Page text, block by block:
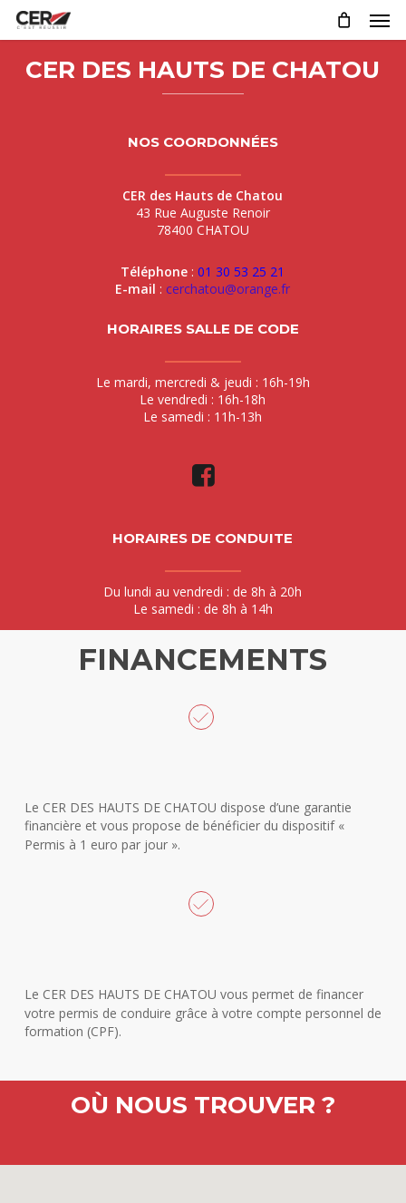
Skip
main
contentCER DES HAUTS DE CHATOU
NOS COORDONNÉES
CER des Hauts de Chatou
43 Rue Auguste Renoir
78400 CHATOU
Téléphone :01 30 53 25 21
E-mail : cerchatou@orange.fr
HORAIRES SALLE DE CODE
Le mardi, mercredi & jeudi : 16h-19h
Le vendredi : 16h-18h
Le samedi : 11h-13h
HORAIRES DE CONDUITE
Du lundi au vendredi : de 8h à 20h
Le samedi : de 8h à 14h
FINANCEMENTS
Le CER DES HAUTS DE CHATOU dispose d’une garantie
financière et vous propose de bénéficier du dispositif «
Permis à 1 euro par jour ».
Le CER DES HAUTS DE CHATOU vous permet de financer
votre permis de conduire grâce à votre compte personnel de
formation (CPF).
OÙ NOUS TROUVER ?